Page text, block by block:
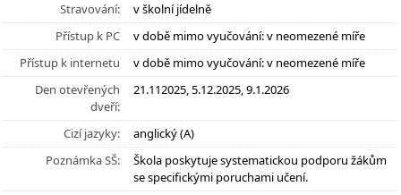
Stravování:
v školní jídelně
Přístup k PC
v době mimo vyučování: v neomezené míře
Přístup k internetu
v době mimo vyučování: v neomezené míře
Den otevřených
dveří:
21.112025, 5.12.2025, 9.1.2026
Cizí jazyky:
anglický (A)
Poznámka SŠ:
Škola poskytuje systematickou podporu žákům
se specifickými poruchami učení.